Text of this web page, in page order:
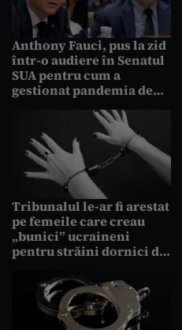
Anthony Fauci, pus la zid
într-o audiere în Senatul
SUA pentru cum a
gestionat pandemia de
republican: „Ești o
rușine pentru țară”
Tribunalul le-ar fi arestat
pe femeile care creau
„bunici” ucraineni
pentru străini dornici de
Decizia nu este definitivă